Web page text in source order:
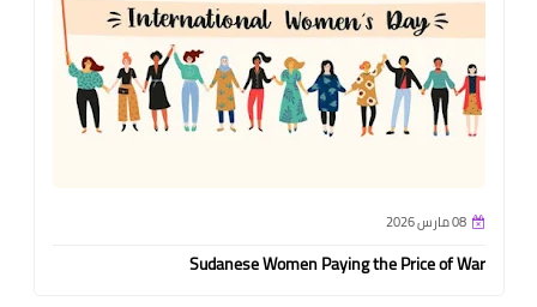
08 مارس 2026
Sudanese Women Paying the Price of War